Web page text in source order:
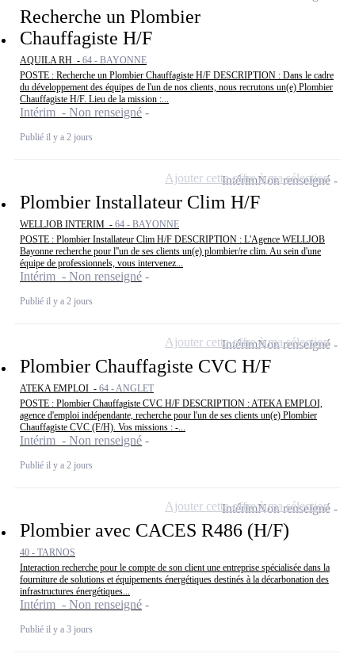
Recherche un Plombier
Chauffagiste H/F
AQUILA RH - 64 - BAYONNE
POSTE : Recherche un Plombier Chauffagiste H/F DESCRIPTION : Dans le cadre
du développement des équipes de l'un de nos clients, nous recrutons un(e) Plombier
Chauffagiste H/F. Lieu de la mission :...
Intérim - Non renseigné
Publié il y a 2 jours
Plombier Installateur Clim H/F
WELLJOB INTERIM - 64 - BAYONNE
POSTE : Plombier Installateur Clim H/F DESCRIPTION : L'Agence WELLJOB
Bayonne recherche pour l''un de ses clients un(e) plombier/re clim. Au sein d'une
équipe de professionnels, vous intervenez...
Intérim - Non renseigné
Publié il y a 2 jours
IntérimNon renseigné
Ajouter cette offre à ma sélection
Plombier Chauffagiste CVC H/F
ATEKA EMPLOI - 64 - ANGLET
POSTE : Plombier Chauffagiste CVC H/F DESCRIPTION : ATEKA EMPLOI,
agence d'emploi indépendante, recherche pour l'un de ses clients un(e) Plombier
Chauffagiste CVC (F/H). Vos missions : -...
Intérim - Non renseigné
Publié il y a 2 jours
IntérimNon renseigné
Ajouter cette offre à ma sélection
Plombier avec CACES R486 (H/F)
40 - TARNOS
Interaction recherche pour le compte de son client une entreprise spécialisée dans la
fourniture de solutions et équipements énergétiques destinés à la décarbonation des
infrastructures énergétiques...
Intérim - Non renseigné
Publié il y a 3 jours
IntérimNon renseigné
Ajouter cette offre à ma sélection